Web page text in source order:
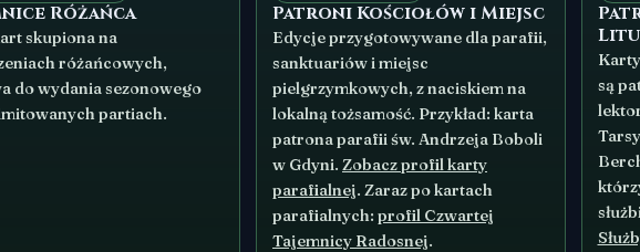
Różańca
skupiona na
różańcowych,
do wydania sezonowego
partiach.
Patroni Kościołów i Miejsc
Edycje przygotowywane dla parafii,
sanktuariów i miejsc
pielgrzymkowych, z naciskiem na
lokalną tożsamość. Przykład: karta
patrona parafii św. Andrzeja Boboli
w Gdyni. Zobacz profil karty
parafialnej. Zaraz po kartach
parafialnych: profil Czwartej
Tajemnicy Radosnej.
są